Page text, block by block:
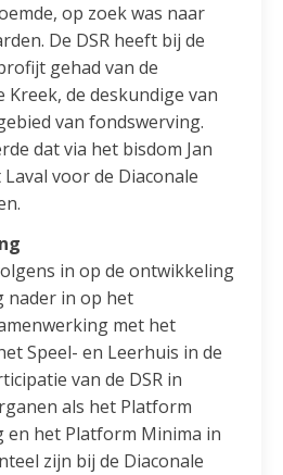
op zoek was naar
De DSR heeft bij de
gehad van de
Kreek, de deskundige van
van fondswerving.
dat via het bisdom Jan
voor de Diaconale
in op de ontwikkeling
nader in op het
met het
Speel- en Leerhuis in de
van de DSR in
als het Platform
en het Platform Minima in
zijn bij de Diaconale